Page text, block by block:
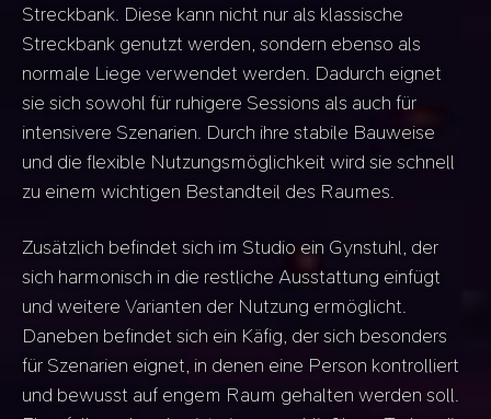
Streckbank. Diese kann nicht nur als klassische
Streckbank genutzt werden, sondern ebenso als
normale Liege verwendet werden. Dadurch eignet
sie sich sowohl für ruhigere Sessions als auch für
intensivere Szenarien. Durch ihre stabile Bauweise
und die flexible Nutzungsmöglichkeit wird sie schnell
zu einem wichtigen Bestandteil des Raumes.
Zusätzlich befindet sich im Studio ein Gynstuhl, der
sich harmonisch in die restliche Ausstattung einfügt
und weitere Varianten der Nutzung ermöglicht.
Daneben befindet sich ein Käfig, der sich besonders
für Szenarien eignet, in denen eine Person kontrolliert
und bewusst auf engem Raum gehalten werden soll.